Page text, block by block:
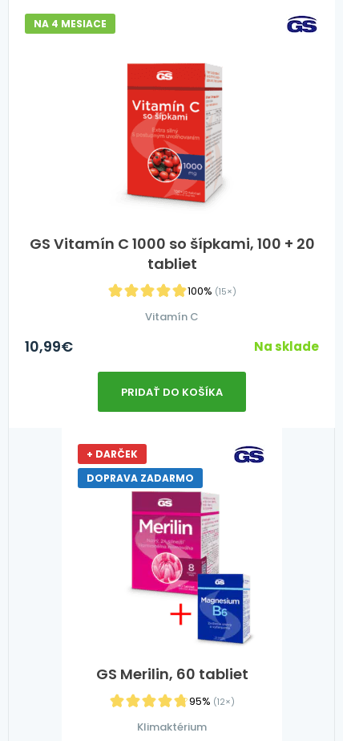
GS Vitamín C 1000 so šípkami, 100 + 20
tabliet
100% (15×)
NA 4 MESIACE
Vitamín C
10,99€ Na sklade
PRIDAŤ DO KOŠÍKA
GS Merilin, 60 tabliet
95% (12×)
+ DARČEK
DOPRAVA ZADARMO
Klimaktérium